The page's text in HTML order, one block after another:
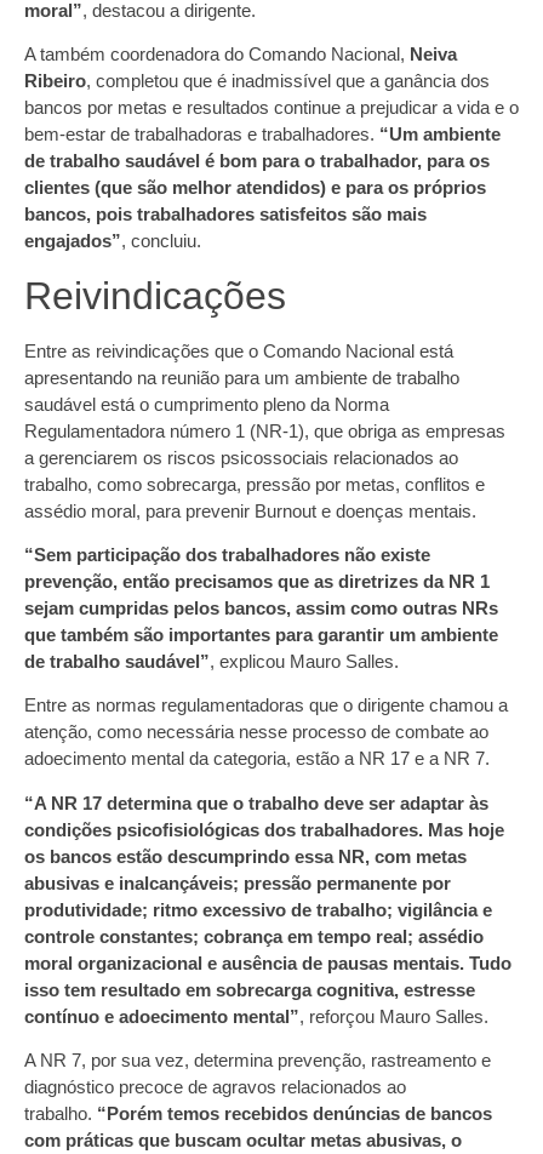
moral”, destacou a dirigente.
A também coordenadora do Comando Nacional, Neiva
Ribeiro, completou que é inadmissível que a ganância dos
bancos por metas e resultados continue a prejudicar a vida e o
bem-estar de trabalhadoras e trabalhadores. “Um ambiente
de trabalho saudável é bom para o trabalhador, para os
clientes (que são melhor atendidos) e para os próprios
bancos, pois trabalhadores satisfeitos são mais
engajados”, concluiu.
Reivindicações
Entre as reivindicações que o Comando Nacional está
apresentando na reunião para um ambiente de trabalho
saudável está o cumprimento pleno da Norma
Regulamentadora número 1 (NR-1), que obriga as empresas
a gerenciarem os riscos psicossociais relacionados ao
trabalho, como sobrecarga, pressão por metas, conflitos e
assédio moral, para prevenir Burnout e doenças mentais.
“Sem participação dos trabalhadores não existe
prevenção, então precisamos que as diretrizes da NR 1
sejam cumpridas pelos bancos, assim como outras NRs
que também são importantes para garantir um ambiente
de trabalho saudável”, explicou Mauro Salles.
Entre as normas regulamentadoras que o dirigente chamou a
atenção, como necessária nesse processo de combate ao
adoecimento mental da categoria, estão a NR 17 e a NR 7.
“A NR 17 determina que o trabalho deve ser adaptar às
condições psicofisiológicas dos trabalhadores. Mas hoje
os bancos estão descumprindo essa NR, com metas
abusivas e inalcançáveis; pressão permanente por
produtividade; ritmo excessivo de trabalho; vigilância e
controle constantes; cobrança em tempo real; assédio
moral organizacional e ausência de pausas mentais. Tudo
isso tem resultado em sobrecarga cognitiva, estresse
contínuo e adoecimento mental”, reforçou Mauro Salles.
A NR 7, por sua vez, determina prevenção, rastreamento e
diagnóstico precoce de agravos relacionados ao
trabalho. “Porém temos recebidos denúncias de bancos
com práticas que buscam ocultar metas abusivas, o